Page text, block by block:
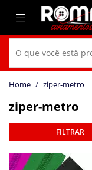
ziper-metro
ziper-metro